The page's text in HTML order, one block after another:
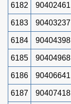
6182 90402461
6183 90403237
6184 90404398
6185 90404968
6186 90406641
6187 90407418